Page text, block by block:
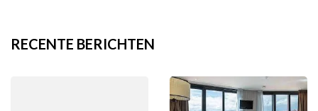
RECENTE BERICHTEN